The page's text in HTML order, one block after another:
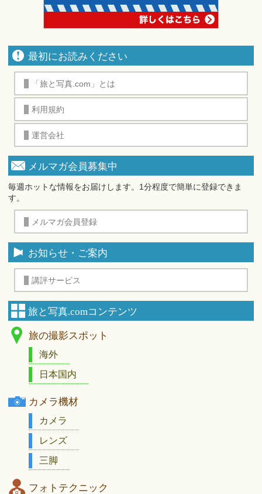
最初にお読みください
「旅と写真.com」とは
利用規約
運営会社
メルマガ会員募集中
毎週ホットな情報をお届けします。1分程度で簡単に登録できま
す。
メルマガ会員登録
お知らせ・ご案内
講評サービス
旅と写真.comコンテンツ
旅の撮影スポット
海外
日本国内
カメラ機材
カメラ
レンズ
三脚
フォトテクニック